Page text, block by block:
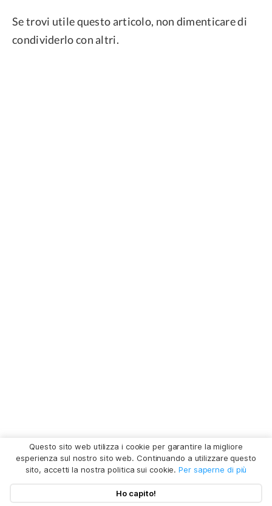
Se trovi utile questo articolo, non dimenticare di
condividerlo con altri.
Questo sito web utilizza i cookie per garantire la migliore
esperienza sul nostro sito web. Continuando a utilizzare questo
sito, accetti la nostra politica sui cookie.Per saperne di più
Ho capito!